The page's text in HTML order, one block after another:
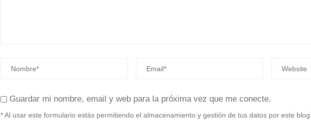
Guardar mi nombre, email y web para la próxima vez que me conecte.
* Al usar este formulario estás permitiendo el almacenamiento y gestión de tus datos por este